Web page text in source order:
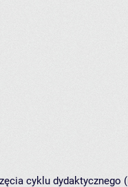
cyklu